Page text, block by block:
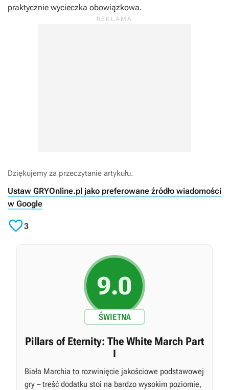
praktycznie wycieczka obowiązkowa.
Dziękujemy za przeczytanie artykułu.
Ustaw GRYOnline.pl jako preferowane źródło wiadomości
w Google
3
9.0
ŚWIETNA
Pillars of Eternity: The White March Part
I
Biała Marchia to rozwinięcie jakościowe podstawowej
gry – treść dodatku stoi na bardzo wysokim poziomie,